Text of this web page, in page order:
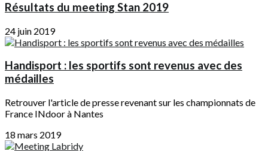
Résultats du meeting Stan 2019
24 juin 2019
Handisport : les sportifs sont revenus avec des
médailles
Retrouver l'article de presse revenant sur les championnats de
France INdoor à Nantes
18 mars 2019